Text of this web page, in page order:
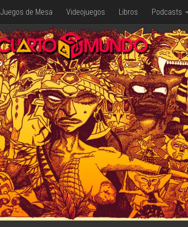
Juegos de Mesa Videojuegos Libros Podcasts